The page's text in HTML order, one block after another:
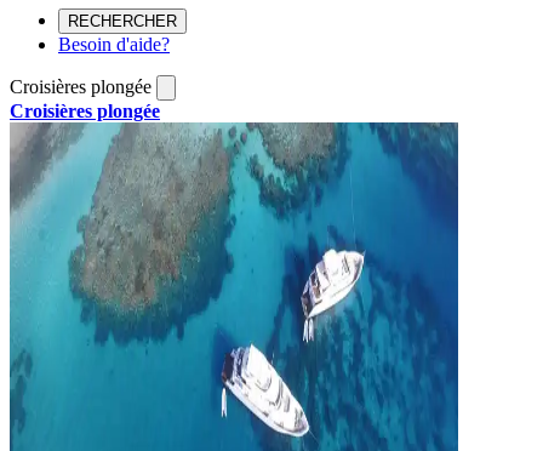
RECHERCHER
Besoin d'aide?
Croisières plongée
Croisières plongée